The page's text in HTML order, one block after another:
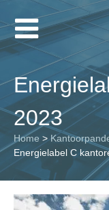
2023
Home >
Energielabel C